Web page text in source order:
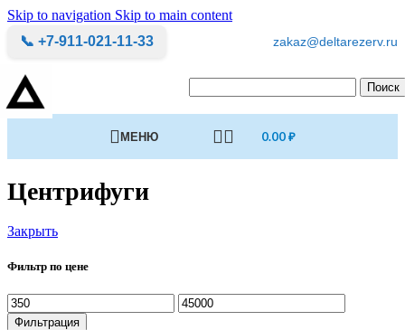
Skip to navigation Skip to main content
📞 +7-911-021-11-33
zakaz@deltarezerv.ru
Поиск
МЕНЮ 0.00₽
Центрифуги
Закрыть
Фильтр по цене
Минимальная
цена
Максимальная
цена
Фильтрация